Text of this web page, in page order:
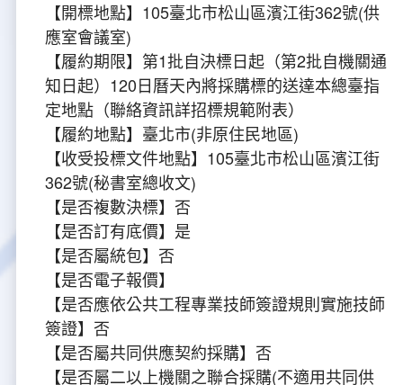
飛航服務總臺執行職務安全及衛生防護報告
【開標地點】105臺北市松山區濱江街362號(供
應室會議室)
【履約期限】第1批自決標日起（第2批自機關通
知日起）120日曆天內將採購標的送達本總臺指
定地點（聯絡資訊詳招標規範附表）
【履約地點】臺北市(非原住民地區)
【收受投標文件地點】105臺北市松山區濱江街
362號(秘書室總收文)
【是否複數決標】否
【是否訂有底價】是
【是否屬統包】否
【是否電子報價】
【是否應依公共工程專業技師簽證規則實施技師
簽證】否
【是否屬共同供應契約採購】否
【是否屬二以上機關之聯合採購(不適用共同供